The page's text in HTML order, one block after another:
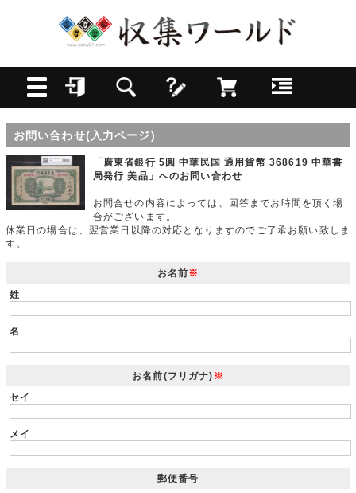
お問い合わせ(入力ページ)
「廣東省銀行 5圓 中華民国 通用貨幣 368619 中華書
局発行 美品」へのお問い合わせ
お問合せの内容によっては、回答までお時間を頂く場
合がございます。
休業日の場合は、翌営業日以降の対応となりますのでご了承お願い致しま
す。
お名前※
姓
名
お名前(フリガナ) ※
セイ
メイ
郵便番号